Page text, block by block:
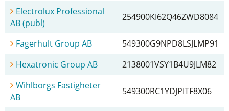
Electrolux Professional
AB (publ)
254900KI62Q46ZWD8084
Fagerhult Group AB
549300G9NPD8LSJLMP91
Hexatronic Group AB
2138001VSY1B4U9JLM82
Wihlborgs Fastigheter
AB
549300RC1YDJPITF8X06